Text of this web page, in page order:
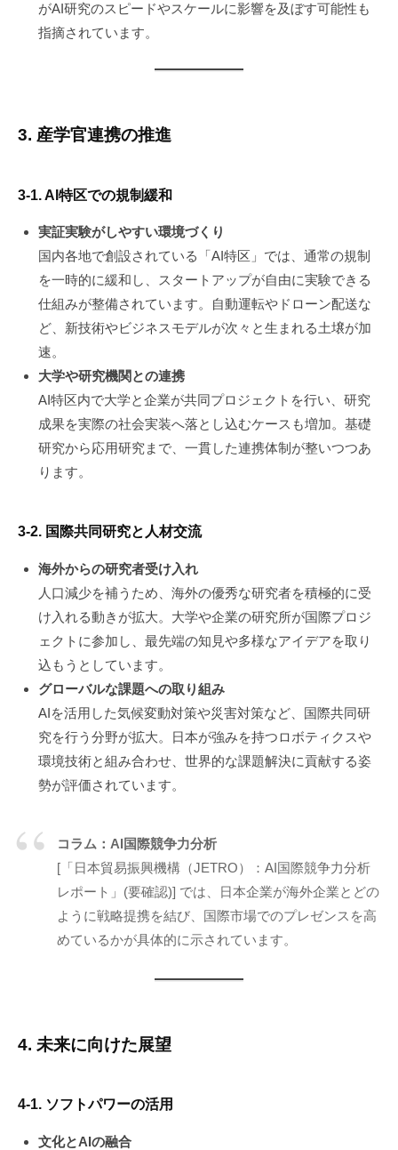
がAI研究のスピードやスケールに影響を及ぼす可能性も
指摘されています。
3. 産学官連携の推進
3-1. AI特区での規制緩和
実証実験がしやすい環境づくり
国内各地で創設されている「AI特区」では、通常の規制
を一時的に緩和し、スタートアップが自由に実験できる
仕組みが整備されています。自動運転やドローン配送な
ど、新技術やビジネスモデルが次々と生まれる土壌が加
速。
大学や研究機関との連携
AI特区内で大学と企業が共同プロジェクトを行い、研究
成果を実際の社会実装へ落とし込むケースも増加。基礎
研究から応用研究まで、一貫した連携体制が整いつつあ
ります。
3-2. 国際共同研究と人材交流
海外からの研究者受け入れ
人口減少を補うため、海外の優秀な研究者を積極的に受
け入れる動きが拡大。大学や企業の研究所が国際プロジ
ェクトに参加し、最先端の知見や多様なアイデアを取り
込もうとしています。
グローバルな課題への取り組み
AIを活用した気候変動対策や災害対策など、国際共同研
究を行う分野が拡大。日本が強みを持つロボティクスや
環境技術と組み合わせ、世界的な課題解決に貢献する姿
勢が評価されています。
コラム：AI国際競争力分析
[「日本貿易振興機構（JETRO）：AI国際競争力分析
レポート」(要確認)] では、日本企業が海外企業とどの
ように戦略提携を結び、国際市場でのプレゼンスを高
めているかが具体的に示されています。
4. 未来に向けた展望
4-1. ソフトパワーの活用
文化とAIの融合